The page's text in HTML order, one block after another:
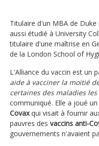
Titulaire d'un MBA de
aussi étudié à University
titulaire d'une maîtrise en
de la London School of
L'Alliance du vaccin est un
aide à vacciner la moitié
certaines des maladies
communiqué. Elle a joué
Covaxqui visait à fournir
pauvres des vaccins anti-
gouvernements n'avaient